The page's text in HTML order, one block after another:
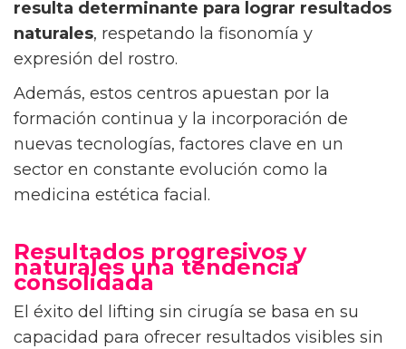
resulta determinante para lograr resultados
naturales, respetando la fisonomía y
expresión del rostro.
Además, estos centros apuestan por la
formación continua y la incorporación de
nuevas tecnologías, factores clave en un
sector en constante evolución como la
medicina estética facial.
Resultados progresivos y
naturales una tendencia
consolidada
El éxito del lifting sin cirugía se basa en su
capacidad para ofrecer resultados visibles sin